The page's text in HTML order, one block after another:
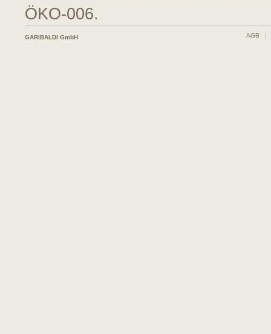
ÖKO-006.
GARIBALDI GmbH AGB